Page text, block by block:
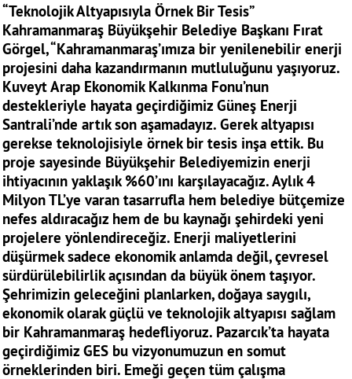
“Teknolojik Altyapısıyla Örnek Bir Tesis”
Kahramanmaraş Büyükşehir Belediye Başkanı Fırat
Görgel, “Kahramanmaraş’ımıza bir yenilenebilir enerji
projesini daha kazandırmanın mutluluğunu yaşıyoruz.
Kuveyt Arap Ekonomik Kalkınma Fonu’nun
destekleriyle hayata geçirdiğimiz Güneş Enerji
Santrali’nde artık son aşamadayız. Gerek altyapısı
gerekse teknolojisiyle örnek bir tesis inşa ettik. Bu
proje sayesinde Büyükşehir Belediyemizin enerji
ihtiyacının yaklaşık %60’ını karşılayacağız. Aylık 4
Milyon TL’ye varan tasarrufla hem belediye bütçemize
nefes aldıracağız hem de bu kaynağı şehirdeki yeni
projelere yönlendireceğiz. Enerji maliyetlerini
düşürmek sadece ekonomik anlamda değil, çevresel
sürdürülebilirlik açısından da büyük önem taşıyor.
Şehrimizin geleceğini planlarken, doğaya saygılı,
ekonomik olarak güçlü ve teknolojik altyapısı sağlam
bir Kahramanmaraş hedefliyoruz. Pazarcık’ta hayata
geçirdiğimiz GES bu vizyonumuzun en somut
örneklerinden biri. Emeği geçen tüm çalışma